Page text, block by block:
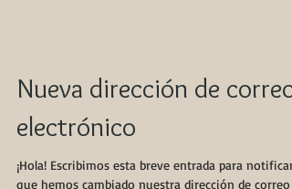
Nueva dirección de correo
electrónico